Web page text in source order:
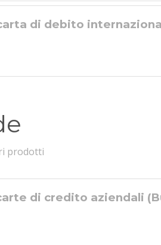
di debito
prodotti
di credito aziendali